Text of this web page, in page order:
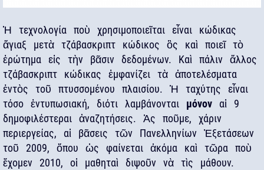
Ἡ τεχνολογία ποὺ χρησιμοποιεῖται εἶναι κώδικας
ἄγιαξ μετὰ τζάβασκριπτ κώδικος ὃς καὶ ποιεῖ τὸ
ἐρώτημα εἰς τὴν βᾶσιν δεδομένων. Καὶ πάλιν ἄλλος
τζάβασκριπτ κώδικας ἐμφανίζει τὰ ἀποτελέσματα
ἑντὸς τοῦ πτυσσομένου πλαισίου. Ἡ ταχύτης εἶναι
τόσο ἐντυπωσιακή, διότι λαμβάνονται μόνον αἱ 9
δημοφιλέστεραι ἀναζητήσεις. Ἀς ποῦμε, χάριν
περιεργείας, αἱ βᾶσεις τῶν Πανελληνίων Ἐξετάσεων
τοῦ 2009, ὅπου ὠς φαίνεται ἀκόμα καὶ τῶρα ποὺ
ἔχομεν 2010, οἱ μαθηταὶ διψοῦν νὰ τὶς μάθουν.